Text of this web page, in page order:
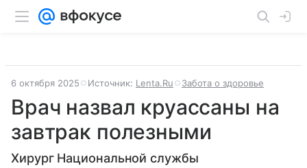
6 октября 2025 Источник: Lenta.Ru Забота о здоровье
Врач назвал круассаны на
завтрак полезными
Хирург Национальной службы